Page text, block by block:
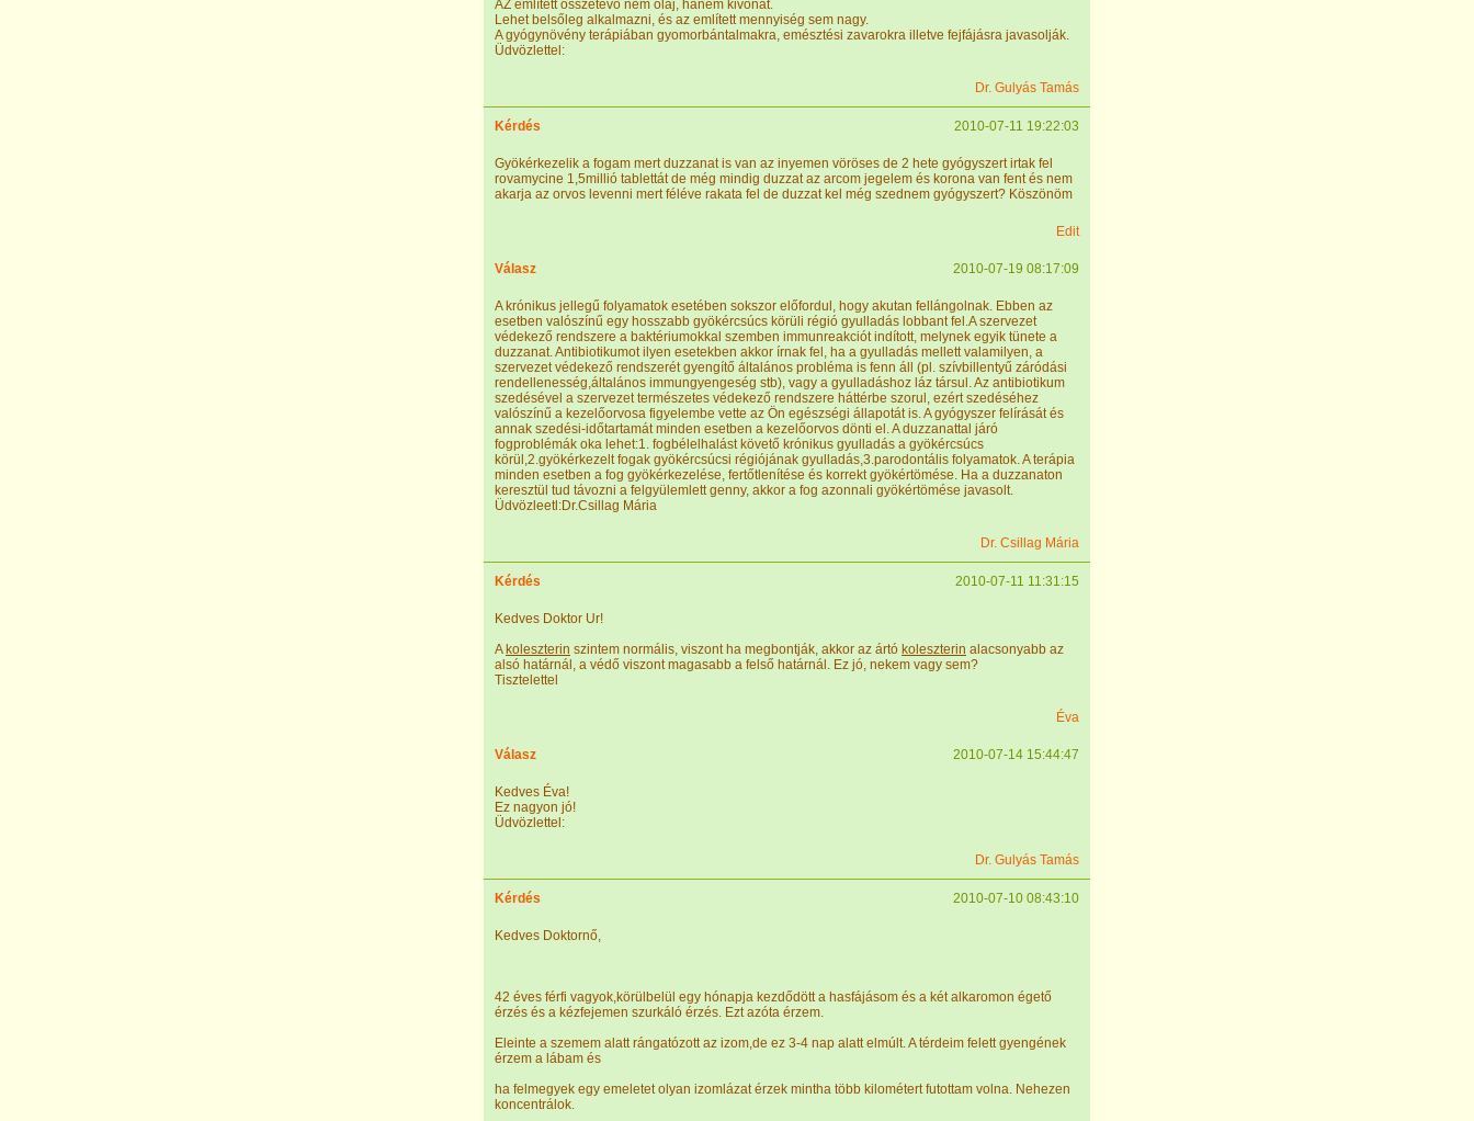
AZ említett összetevő nem olaj, hanem kivonat.
Lehet belsőleg alkalmazni, és az említett mennyiség sem nagy.
A gyógynövény terápiában gyomorbántalmakra, emésztési zavarokra illetve fejfájásra javasolják.
Üdvözlettel:
Dr. Gulyás Tamás
Kérdés 2010-07-11 19:22:03
Gyökérkezelik a fogam mert duzzanat is van az inyemen vöröses de 2 hete gyógyszert irtak fel
rovamycine 1,5millió tablettát de még mindig duzzat az arcom jegelem és korona van fent és nem
akarja az orvos levenni mert féléve rakata fel de duzzat kel még szednem gyógyszert? Köszönöm
Edit
Válasz 2010-07-19 08:17:09
A krónikus jellegű folyamatok esetében sokszor előfordul, hogy akutan fellángolnak. Ebben az
esetben valószínű egy hosszabb gyökércsúcs körüli régió gyulladás lobbant fel.A szervezet
védekező rendszere a baktériumokkal szemben immunreakciót indított, melynek egyik tünete a
duzzanat. Antibiotikumot ilyen esetekben akkor írnak fel, ha a gyulladás mellett valamilyen, a
szervezet védekező rendszerét gyengítő általános probléma is fenn áll (pl. szívbillentyű záródási
rendellenesség,általános immungyengeség stb), vagy a gyulladáshoz láz társul. Az antibiotikum
szedésével a szervezet természetes védekező rendszere háttérbe szorul, ezért szedéséhez
valószínű a kezelőorvosa figyelembe vette az Ön egészségi állapotát is. A gyógyszer felírását és
annak szedési-időtartamát minden esetben a kezelőorvos dönti el. A duzzanattal járó
fogproblémák oka lehet:1. fogbélelhalást követő krónikus gyulladás a gyökércsúcs
körül,2.gyökérkezelt fogak gyökércsúcsi régiójának gyulladás,3.parodontális folyamatok. A terápia
minden esetben a fog gyökérkezelése, fertőtlenítése és korrekt gyökértömése. Ha a duzzanaton
keresztül tud távozni a felgyülemlett genny, akkor a fog azonnali gyökértömése javasolt.
Üdvözleetl:Dr.Csillag Mária
Dr. Csillag Mária
Kérdés 2010-07-11 11:31:15
Kedves Doktor Ur!
A koleszterin szintem normális, viszont ha megbontják, akkor az ártó koleszterin alacsonyabb az
alsó határnál, a védő viszont magasabb a felső határnál. Ez jó, nekem vagy sem?
Tisztelettel
Éva
Válasz 2010-07-14 15:44:47
Kedves Éva!
Ez nagyon jó!
Üdvözlettel:
Dr. Gulyás Tamás
Kérdés 2010-07-10 08:43:10
Kedves Doktornő,
42 éves férfi vagyok,körülbelül egy hónapja kezdődött a hasfájásom és a két alkaromon égető
érzés és a kézfejemen szurkáló érzés. Ezt azóta érzem.
Eleinte a szemem alatt rángatózott az izom,de ez 3-4 nap alatt elmúlt. A térdeim felett gyengének
érzem a lábam és
ha felmegyek egy emeletet olyan izomlázat érzek mintha több kilométert futottam volna. Nehezen
koncentrálok.